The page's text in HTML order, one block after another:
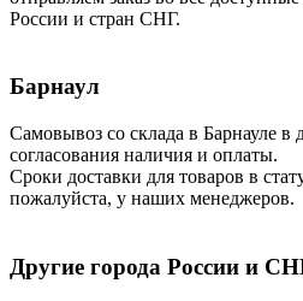
России и стран СНГ.
Барнаул
Самовывоз со склада в Барнауле в
согласования наличия и оплаты.
Сроки доставки для товаров в
пожалуйста, у наших менеджеров.
Другие города России и